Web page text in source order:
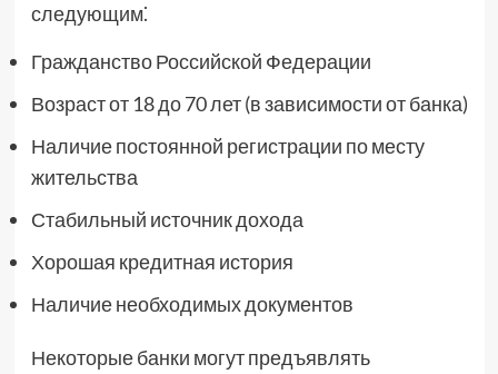
следующим⁚
Гражданство Российской Федерации
Возраст от 18 до 70 лет (в зависимости от банка)
Наличие постоянной регистрации по месту
жительства
Стабильный источник дохода
Хорошая кредитная история
Наличие необходимых документов
Некоторые банки могут предъявлять